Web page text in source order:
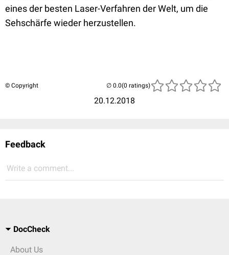
eines der besten Laser-Verfahren der Welt, um die
Sehschärfe wieder herzustellen.
© Copyright
20.12.2018
(0 ratings)
Feedback
Write a comment...
DocCheck
About Us